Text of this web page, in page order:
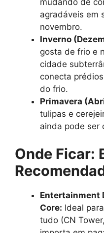
mudando de
agradáveis em
novembro.
Inverno
gosta de frio e
cidade
conecta
do frio.
Primavera
tulipas e
ainda pode ser
Onde Ficar:
Entertainment
Core: Ideal
tudo (CN